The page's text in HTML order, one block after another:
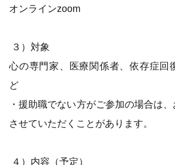
オンラインzoom
３）対象
心の専門家、医療関係者、依存症回
ど
・援助職でない方がご参加の場合は
させていただくことがあります。
４）内容（予定）